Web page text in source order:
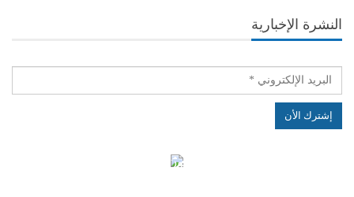
النشرة الإخبارية
الهياكل الخاضعة لقانون النفاذ إلى المعلومة